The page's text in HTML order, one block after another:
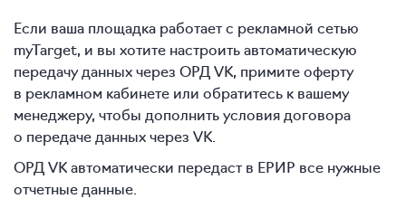
Если ваша площадка работает с рекламной сетью
myTarget, и вы хотите настроить автоматическую
передачу данных через ОРД VK, примите оферту
в рекламном кабинете или обратитесь к вашему
менеджеру, чтобы дополнить условия договора
о передаче данных через VK.
ОРД VK автоматически передаст в ЕРИР все нужные
отчетные данные.